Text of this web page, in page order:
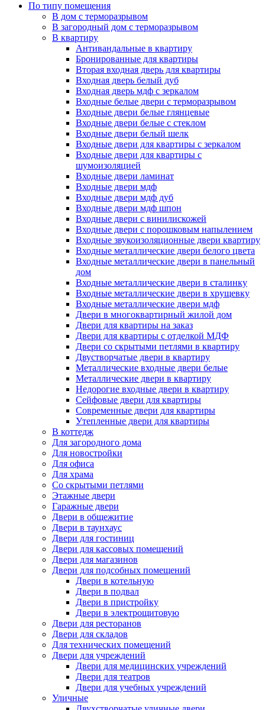
По типу помещения
В дом с терморазрывом
В загородный дом с терморазрывом
В квартиру
Антивандальные в квартиру
Бронированные для квартиры
Вторая входная дверь для квартиры
Входная дверь белый дуб
Входная дверь мдф с зеркалом
Входные белые двери с терморазрывом
Входные двери белые глянцевые
Входные двери белые с стеклом
Входные двери белый шелк
Входные двери для квартиры с зеркалом
Входные двери для квартиры с
шумоизоляцией
Входные двери ламинат
Входные двери мдф
Входные двери мдф дуб
Входные двери мдф шпон
Входные двери с винилискожей
Входные двери с порошковым напылением
Входные звукоизоляционные двери квартиру
Входные металлические двери белого цвета
Входные металлические двери в панельный
дом
Входные металлические двери в сталинку
Входные металлические двери в хрущевку
Входные металлические двери мдф
Двери в многоквартирный жилой дом
Двери для квартиры на заказ
Двери для квартиры с отделкой МДФ
Двери со скрытыми петлями в квартиру
Двустворчатые двери в квартиру
Металлические входные двери белые
Металлические двери в квартиру
Недорогие входные двери в квартиру
Сейфовые двери для квартиры
Современные двери для квартиры
Утепленные двери для квартиры
В коттедж
Для загородного дома
Для новостройки
Для офиса
Для храма
Со скрытыми петлями
Этажные двери
Гаражные двери
Двери в общежитие
Двери в таунхаус
Двери для гостиниц
Двери для кассовых помещений
Двери для магазинов
Двери для подсобных помещений
Двери в котельную
Двери в подвал
Двери в пристройку
Двери в электрощитовую
Двери для ресторанов
Двери для складов
Для технических помещений
Двери для учреждений
Двери для медицинских учреждений
Двери для театров
Двери для учебных учреждений
Уличные